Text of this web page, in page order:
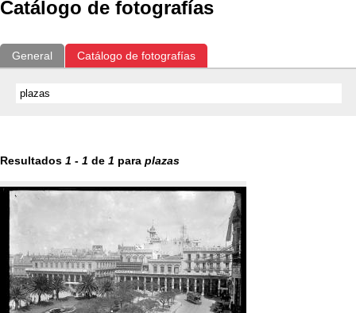
Catálogo de fotografías
General Catálogo de fotografías
Resultados 1 - 1 de 1 para plazas